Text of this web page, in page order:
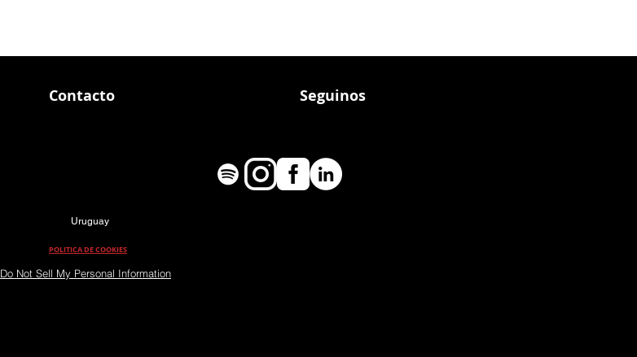
Contacto Seguinos
Uruguay
POLITICA DE COOKIES
Do Not Sell My Personal Information